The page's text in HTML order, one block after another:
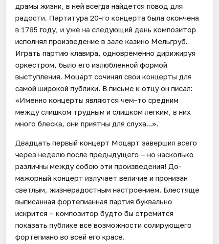
драмы жизни, в ней всегда найдется повод для
радости. Партитура 20-го концерта была окончена
в 1785 году, и уже на следующий день композитор
исполнял произведение в зале казино Мельгруб.
Играть партию клавира, одновременно дирижируя
оркестром, было его излюбленной формой
выступления. Моцарт сочинял свои концерты для
самой широкой публики. В письме к отцу он писал:
«Именно концерты являются чем-то средним
между слишком трудным и слишком легким, в них
много блеска, они приятны для слуха...».
Двадцать первый концерт Моцарт завершил всего
через неделю после предыдущего – но насколько
различны между собою эти произведения! До-
мажорный концерт излучает величие и пронизан
светлым, жизнерадостным настроением. Блестяще
выписанная фортепианная партия буквально
искрится – композитор будто бы стремится
показать публике все возможности солирующего
фортепиано во всей его красе.